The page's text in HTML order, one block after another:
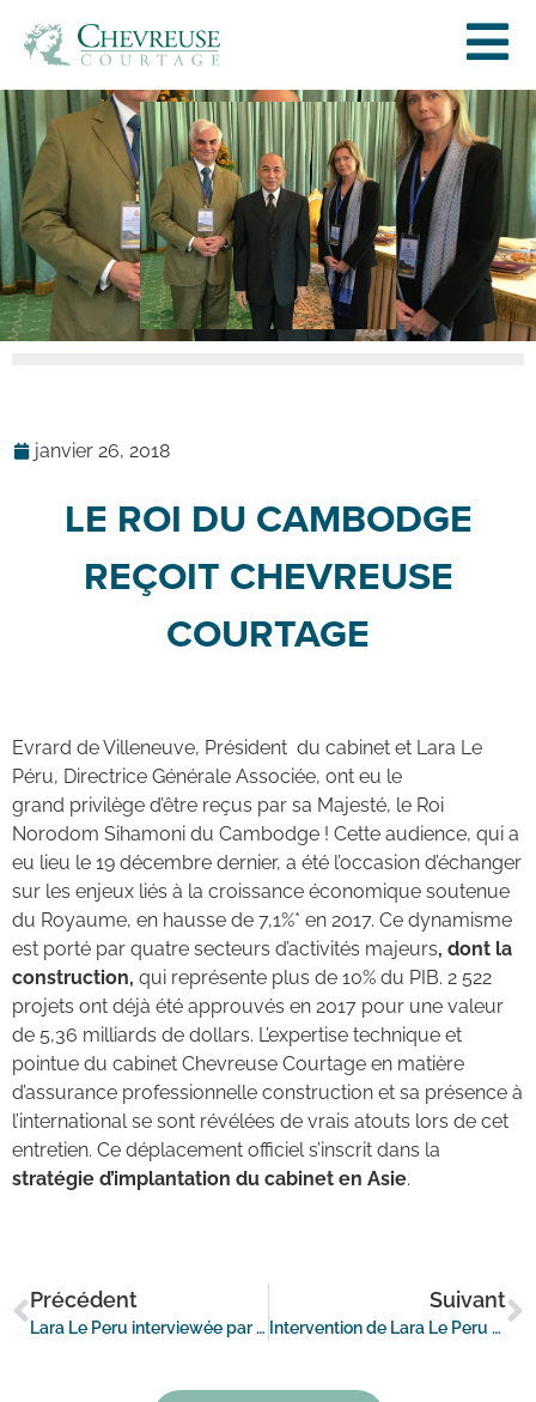
janvier 26, 2018
LE ROI DU CAMBODGE
REÇOIT CHEVREUSE
COURTAGE
Evrard de Villeneuve, Président du cabinet et Lara Le
Péru, Directrice Générale Associée, ont eu le
grand privilège d’être reçus par sa Majesté, le Roi
Norodom Sihamoni du Cambodge ! Cette audience, qui a
eu lieu le 19 décembre dernier, a été l’occasion d’échanger
sur les enjeux liés à la croissance économique soutenue
du Royaume, en hausse de 7,1%* en 2017. Ce dynamisme
est porté par quatre secteurs d’activités majeurs, dont la
construction, qui représente plus de 10% du PIB. 2 522
projets ont déjà été approuvés en 2017 pour une valeur
de 5,36 milliards de dollars. L’expertise technique et
pointue du cabinet Chevreuse Courtage en matière
d’assurance professionnelle construction et sa présence à
l’international se sont révélées de vrais atouts lors de cet
entretien. Ce déplacement officiel s’inscrit dans la
stratégie d’implantation du cabinet en Asie.
Précédent
Lara Le Peru interviewée par Le Moniteur
Suivant
Intervention de Lara Le Peru aux JEP 2018